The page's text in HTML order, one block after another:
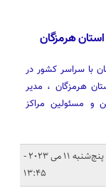
هرمزگان
با سراسر کشور در
هرمزگان ، مدیر
و مسئولین مراکز
تاریخ انتشار : پنج‌شنبه 11 می 2023 -
13:45